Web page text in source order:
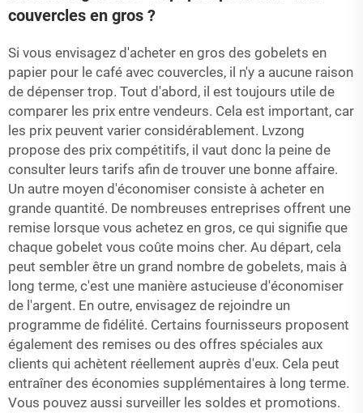
couvercles en gros ?
Si vous envisagez d'acheter en gros des gobelets en
papier pour le café avec couvercles, il n'y a aucune raison
de dépenser trop. Tout d'abord, il est toujours utile de
comparer les prix entre vendeurs. Cela est important, car
les prix peuvent varier considérablement. Lvzong
propose des prix compétitifs, il vaut donc la peine de
consulter leurs tarifs afin de trouver une bonne affaire.
Un autre moyen d'économiser consiste à acheter en
grande quantité. De nombreuses entreprises offrent une
remise lorsque vous achetez en gros, ce qui signifie que
chaque gobelet vous coûte moins cher. Au départ, cela
peut sembler être un grand nombre de gobelets, mais à
long terme, c'est une manière astucieuse d'économiser
de l'argent. En outre, envisagez de rejoindre un
programme de fidélité. Certains fournisseurs proposent
également des remises ou des offres spéciales aux
clients qui achètent réellement auprès d'eux. Cela peut
entraîner des économies supplémentaires à long terme.
Vous pouvez aussi surveiller les soldes et promotions.